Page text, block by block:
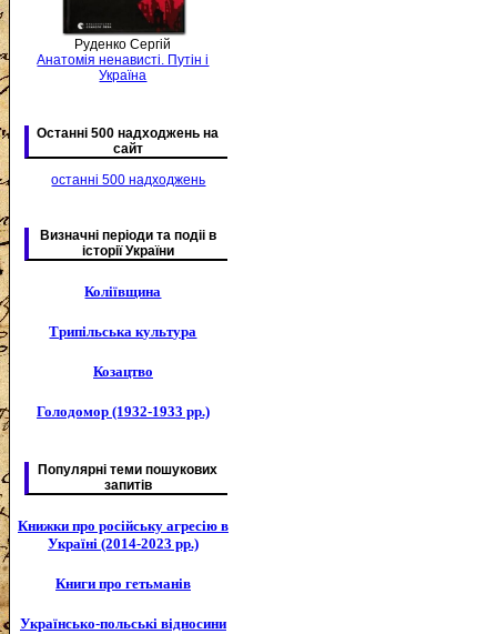
Руденко Сергій
Анатомія ненависті. Путін і
Україна
Останні 500 надходжень на
сайт
останні 500 надходжень
Визначні періоди та подіі в
історії України
Коліївщина
Трипільська культура
Козацтво
Голодомор (1932-1933 рр.)
Популярні теми пошукових
запитів
Книжки про російську агресію в
Україні (2014-2023 рр.)
Книги про гетьманів
Українсько-польські відносини